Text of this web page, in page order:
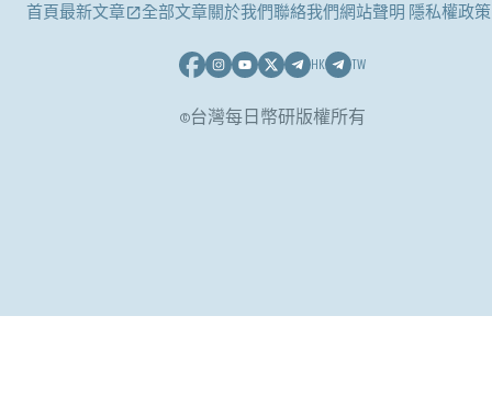
首頁最新文章 全部文章關於我們聯絡我們網站聲明 隱私權政策
HK TW
©台灣每日幣研版權所有